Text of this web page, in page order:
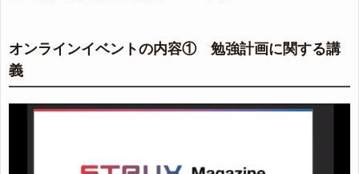
オンラインイベントの内容① 勉強計画に関する講
義